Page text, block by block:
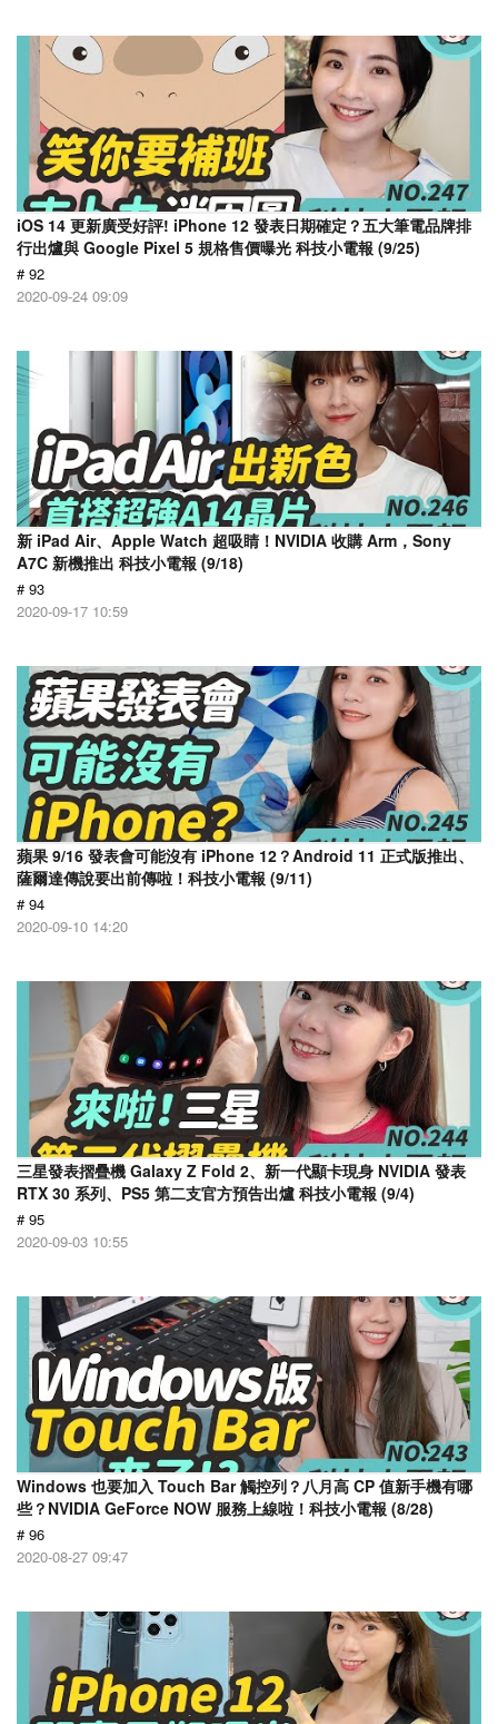
iOS 14 更新廣受好評! iPhone 12 發表日期確定？五大筆電品牌排
行出爐與 Google Pixel 5 規格售價曝光 科技小電報 (9/25)
# 92
2020-09-24 09:09
新 iPad Air、Apple Watch 超吸睛！NVIDIA 收購 Arm，Sony
A7C 新機推出 科技小電報 (9/18)
# 93
2020-09-17 10:59
蘋果 9/16 發表會可能沒有 iPhone 12？Android 11 正式版推出、
薩爾達傳說要出前傳啦！科技小電報 (9/11)
# 94
2020-09-10 14:20
三星發表摺疊機 Galaxy Z Fold 2、新一代顯卡現身 NVIDIA 發表
RTX 30 系列、PS5 第二支官方預告出爐 科技小電報 (9/4)
# 95
2020-09-03 10:55
Windows 也要加入 Touch Bar 觸控列？八月高 CP 值新手機有哪
些？NVIDIA GeForce NOW 服務上線啦！科技小電報 (8/28)
# 96
2020-08-27 09:47